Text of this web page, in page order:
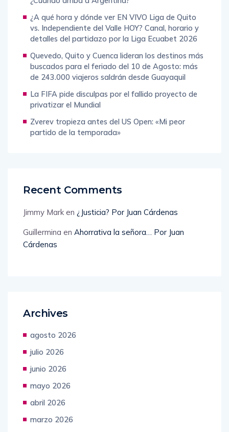
¿A qué hora y dónde ver EN VIVO Liga de Quito
vs. Independiente del Valle HOY? Canal, horario y
detalles del partidazo por la Liga Ecuabet 2026
Quevedo, Quito y Cuenca lideran los destinos más
buscados para el feriado del 10 de Agosto: más
de 243.000 viajeros saldrán desde Guayaquil
La FIFA pide disculpas por el fallido proyecto de
privatizar el Mundial
Zverev tropieza antes del US Open: «Mi peor
partido de la temporada»
Recent Comments
Jimmy Mark en ¿Justicia? Por Juan Cárdenas
Guillermina en Ahorrativa la señora… Por Juan
Cárdenas
Archives
agosto 2026
julio 2026
junio 2026
mayo 2026
abril 2026
marzo 2026